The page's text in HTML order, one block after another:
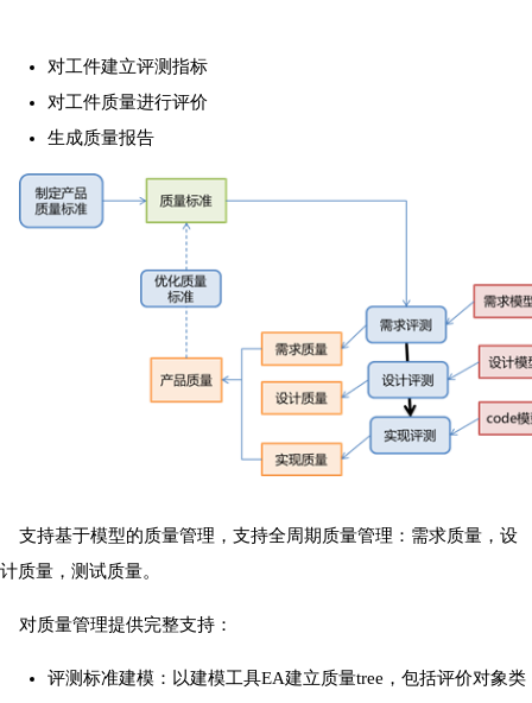
对工件建立评测指标
对工件质量进行评价
生成质量报告
支持基于模型的质量管理，支持全周期质量管理：需求质量，设
计质量，测试质量。
对质量管理提供完整支持：
评测标准建模：以建模工具EA建立质量tree，包括评价对象类